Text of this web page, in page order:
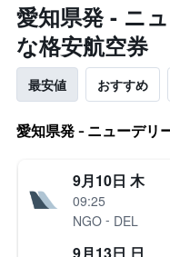
愛知県発 - ニ
な格安航空券
最安値 おすすめ
愛知県発 - ニューデリ
9月10日 木
09:25
NGO - DEL
9月13日 日